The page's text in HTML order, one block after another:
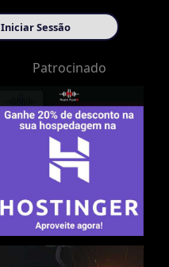
Iniciar Sessão
Patrocinado